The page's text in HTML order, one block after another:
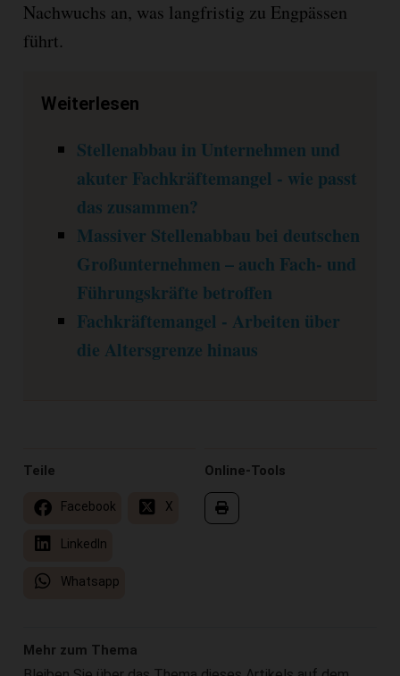
Nachwuchs an, was langfristig zu Engpässen
führt.
Weiterlesen
Stellenabbau in Unternehmen und
akuter Fachkräftemangel - wie passt
das zusammen?
Massiver Stellenabbau bei deutschen
Großunternehmen – auch Fach- und
Führungskräfte betroffen
Fachkräftemangel - Arbeiten über
die Altersgrenze hinaus
Online-Tools
Teile
Facebook X
LinkedIn
Whatsapp
Mehr zum Thema